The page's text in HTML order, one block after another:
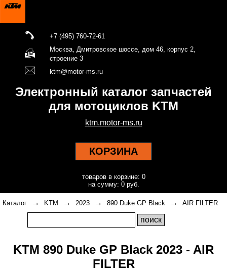
+7 (495) 760-72-61
Москва, Дмитровское шоссе, дом 46, корпус 2,
строение 3
ktm@motor-ms.ru
Электронный каталог запчастей
для мотоциклов KTM
ktm.motor-ms.ru
КОРЗИНА
товаров в корзине: 0
на сумму: 0 руб.
Каталог → KTM → 2023 → 890 Duke GP Black → AIR FILTER
KTM 890 Duke GP Black 2023 - AIR
FILTER